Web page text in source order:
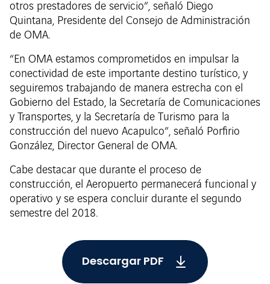
otros prestadores de servicio”, señaló Diego
Quintana, Presidente del Consejo de Administración
de OMA.
“En OMA estamos comprometidos en impulsar la
conectividad de este importante destino turístico, y
seguiremos trabajando de manera estrecha con el
Gobierno del Estado, la Secretaría de Comunicaciones
y Transportes, y la Secretaría de Turismo para la
construcción del nuevo Acapulco”, señaló Porfirio
González, Director General de OMA.
Cabe destacar que durante el proceso de
construcción, el Aeropuerto permanecerá funcional y
operativo y se espera concluir durante el segundo
semestre del 2018.
Descargar PDF